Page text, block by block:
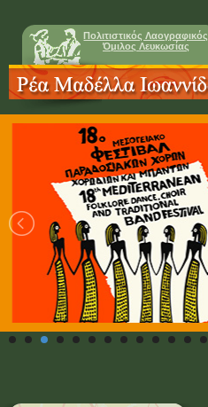
Πολιτιστικός Λαογραφικός
Όμιλος Λευκωσίας